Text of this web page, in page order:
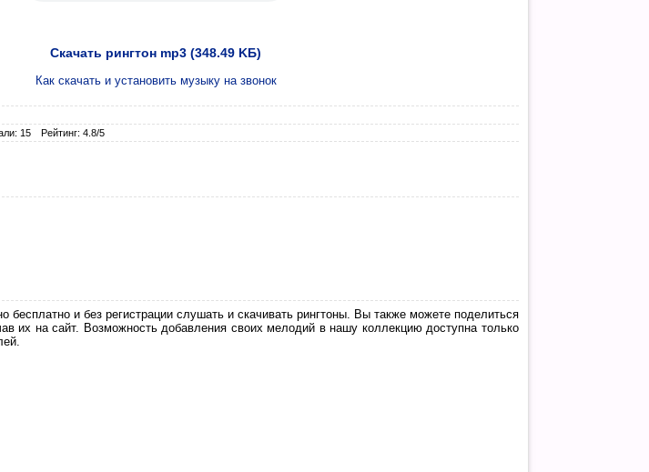
Скачать рингтон mp3 (348.49 KБ)
Как скачать и установить музыку на звонок
15 Рейтинг: 4.8/5
и без регистрации слушать и скачивать рингтоны. Вы также можете поделиться
их на сайт. Возможность добавления своих мелодий в нашу коллекцию доступна только